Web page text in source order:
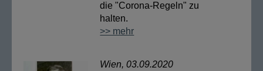
die "Corona-Regeln" zu
halten.
>> mehr
Wien, 03.09.2020